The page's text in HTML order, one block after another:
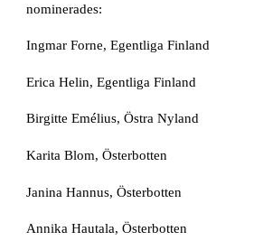
nominerades:
Ingmar Forne, Egentliga Finland
Erica Helin, Egentliga Finland
Birgitte Emélius, Östra Nyland
Karita Blom, Österbotten
Janina Hannus, Österbotten
Annika Hautala, Österbotten